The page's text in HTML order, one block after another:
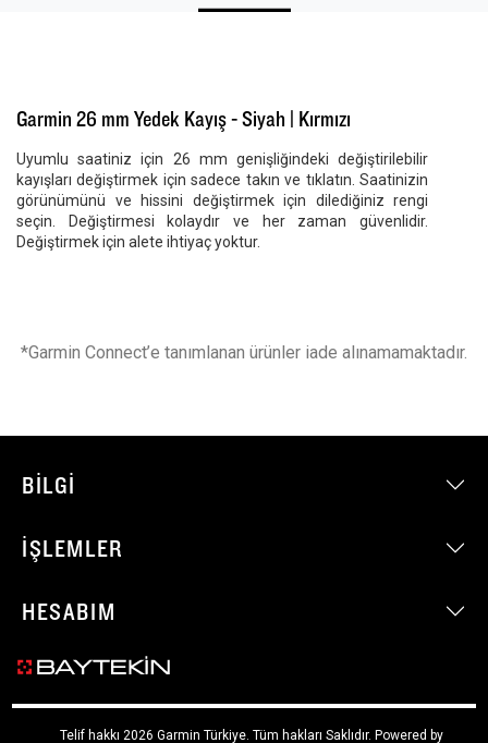
Garmin 26 mm Yedek Kayış - Siyah | Kırmızı
Uyumlu saatiniz için 26 mm genişliğindeki değiştirilebilir
kayışları değiştirmek için sadece takın ve tıklatın. Saatinizin
görünümünü ve hissini değiştirmek için dilediğiniz rengi
seçin. Değiştirmesi kolaydır ve her zaman güvenlidir.
Değiştirmek için alete ihtiyaç yoktur.
*Garmin Connect’e tanımlanan ürünler iade alınamamaktadır.
BILGI
İŞLEMLER
HESABIM
Telif hakkı 2026 Garmin Türkiye. Tüm hakları Saklıdır. Powered by